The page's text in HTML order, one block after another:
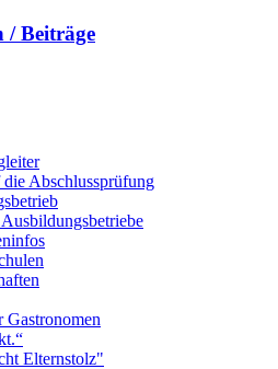
/ Beiträge
Abschlussprüfung
Gastronomen
Elternstolz"